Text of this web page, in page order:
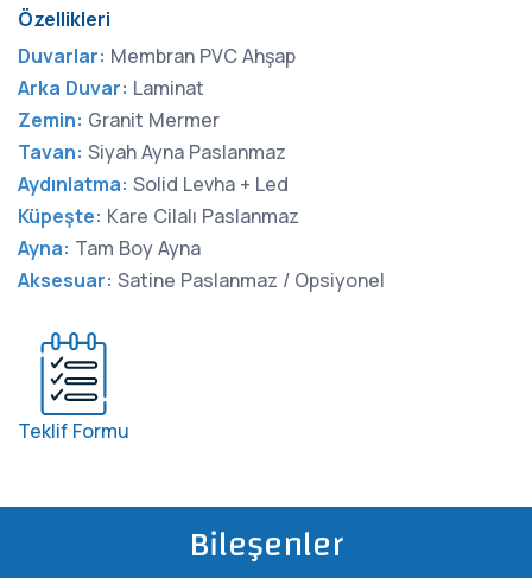
Özellikleri
Duvarlar: Membran PVC Ahşap
Arka Duvar: Laminat
Zemin: Granit Mermer
Tavan: Siyah Ayna Paslanmaz
Aydınlatma: Solid Levha + Led
Küpeşte: Kare Cilalı Paslanmaz
Ayna: Tam Boy Ayna
Aksesuar: Satine Paslanmaz / Opsiyonel
Teklif Formu
Bileşenler